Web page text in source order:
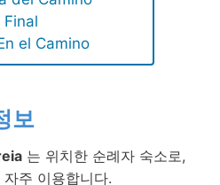
Final
el Camino
보
는 위치한 순례자 숙소로,
주 이용합니다.